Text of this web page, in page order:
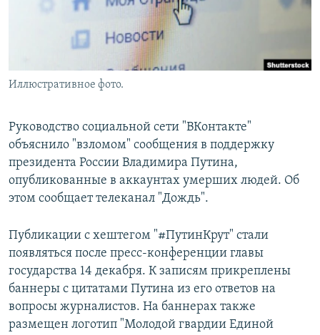
Иллюстративное фото.
Руководство социальной сети "ВКонтакте"
объяснило "взломом" сообщения в поддержку
президента России Владимира Путина,
опубликованные в аккаунтах умерших людей. Об
этом сообщает телеканал "Дождь".
Публикации с хештегом "#ПутинКрут" стали
появляться после пресс-конференции главы
государства 14 декабря. К записям прикреплены
баннеры с цитатами Путина из его ответов на
вопросы журналистов. На баннерах также
размещен логотип "Молодой гвардии Единой